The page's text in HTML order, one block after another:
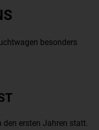
besonders
ersten Jahren statt.